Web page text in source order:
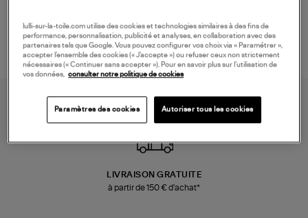
LIVRAISON GRATUITE
à partir de 150 € d'achat*
lulli-sur-la-toile.com utilise des cookies et technologies similaires à des fins de
performance, personnalisation, publicité et analyses, en collaboration avec des
partenaires tels que Google. Vous pouvez configurer vos choix via « Paramétrer »,
accepter l’ensemble des cookies (« J’accepte ») ou refuser ceux non strictement
nécessaires (« Continuer sans accepter »). Pour en savoir plus sur l’utilisation de
vos données, consulter notre politique de cookies
Paramètres des cookies Autoriser tous les cookies